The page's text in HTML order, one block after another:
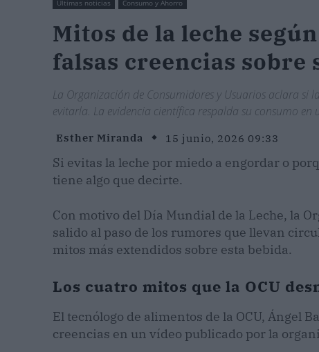
Últimas noticias Consumo y Ahorro
Mitos de la leche
falsas creencias sobre
La Organización de Consumidores y Usuarios aclara si
evitarla. La evidencia científica respalda su consumo
Esther Miranda 15 junio, 2026 09:33
Si evitas la leche por miedo a engordar o
tiene algo que decirte.
Con motivo del Día Mundial de la Leche, la
salido al paso de los rumores que llevan
mitos más extendidos sobre esta bebida.
Los cuatro mitos que la OCU
El tecnólogo de alimentos de la OCU, Ángel
creencias en un vídeo publicado por la